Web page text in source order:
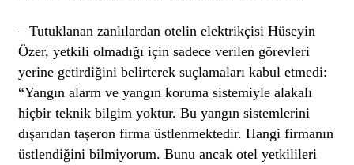
– Tutuklanan zanlılardan otelin elektrikçisi Hüseyin
Özer, yetkili olmadığı için sadece verilen görevleri
yerine getirdiğini belirterek suçlamaları kabul etmedi:
“Yangın alarm ve yangın koruma sistemiyle alakalı
hiçbir teknik bilgim yoktur. Bu yangın sistemlerini
dışarıdan taşeron firma üstlenmektedir. Hangi firmanın
üstlendiğini bilmiyorum. Bunu ancak otel yetkilileri